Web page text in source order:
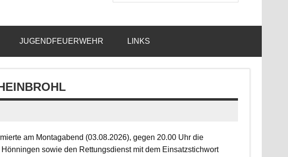
JUGENDFEUERWEHR LINKS
am Montagabend (03.08.2026), gegen 20.00 Uhr die
sowie den Rettungsdienst mit dem Einsatzstichwort